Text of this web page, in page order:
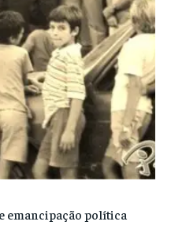
emancipação política